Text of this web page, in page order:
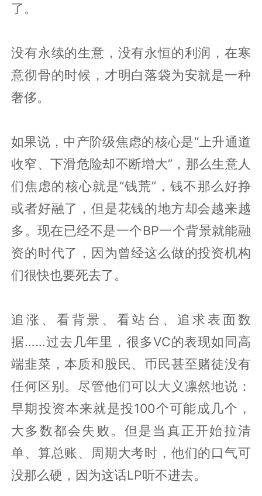
了。
没有永续的生意，没有永恒的利润，在寒
意彻骨的时候，才明白落袋为安就是一种
奢侈。
如果说，中产阶级焦虑的核心是“上升通道
收窄、下滑危险却不断增大”，那么生意人
们焦虑的核心就是“钱荒”，钱不那么好挣
或者好融了，但是花钱的地方却会越来越
多。现在已经不是一个BP一个背景就能融
资的时代了，因为曾经这么做的投资机构
们很快也要死去了。
追涨、看背景、看站台、追求表面数
据……过去几年里，很多VC的表现如同高
端韭菜，本质和股民、币民甚至赌徒没有
任何区别。尽管他们可以大义凛然地说：
早期投资本来就是投100个可能成几个，
大多数都会失败。但是当真正开始拉清
单、算总账、周期大考时，他们的口气可
没那么硬，因为这话LP听不进去。